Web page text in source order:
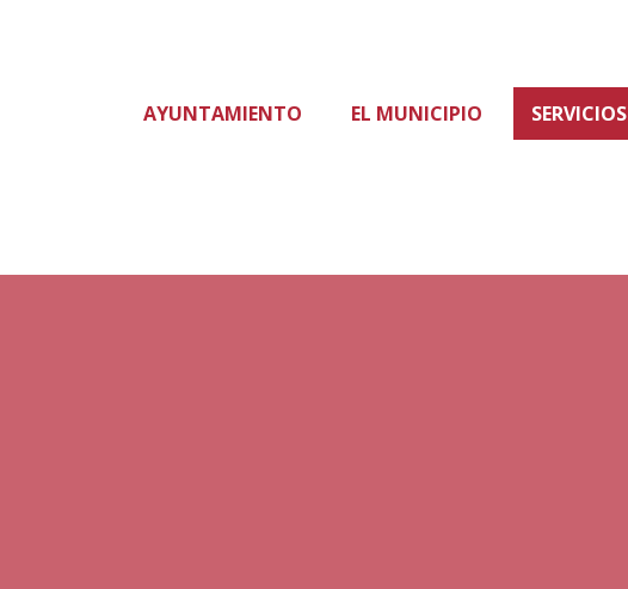
AYUNTAMIENTO EL MUNICIPIO SERVICIOS